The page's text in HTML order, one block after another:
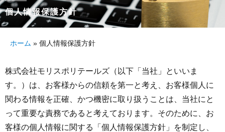
個人情報保護方針
ホーム » 個人情報保護方針
株式会社モリスポリテールズ（以下「当社」といいま
す。）は、お客様からの信頼を第一と考え、お客様個人に
関わる情報を正確、かつ機密に取り扱うことは、当社にと
って重要な責務であると考えております。そのために、お
客様の個人情報に関する「個人情報保護方針」を制定し、